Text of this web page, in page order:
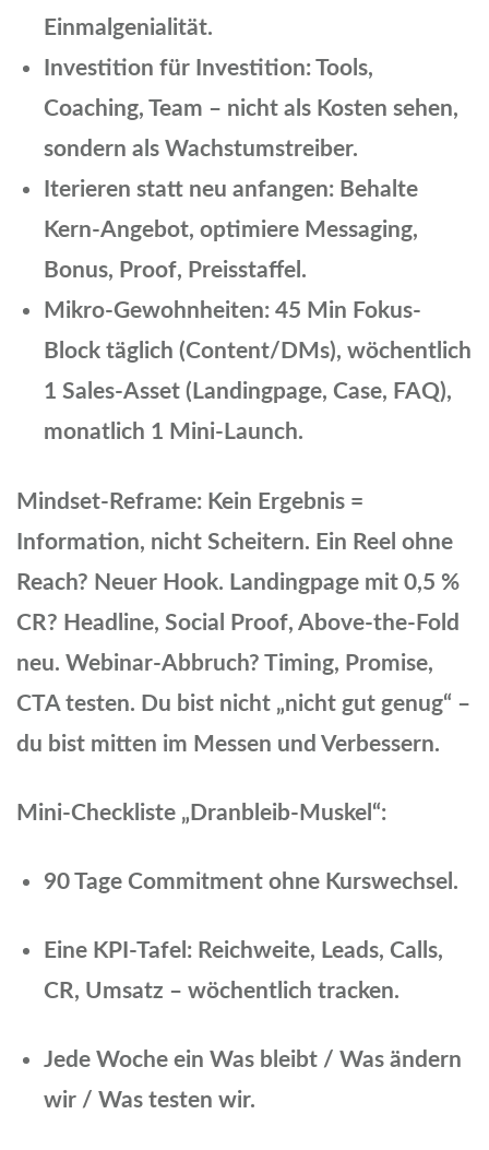
Einmalgenialität.
Investition für Investition: Tools,
Coaching, Team – nicht als Kosten sehen,
sondern als Wachstumstreiber.
Iterieren statt neu anfangen: Behalte
Kern-Angebot, optimiere Messaging,
Bonus, Proof, Preisstaffel.
Mikro-Gewohnheiten: 45 Min Fokus-
Block täglich (Content/DMs), wöchentlich
1 Sales-Asset (Landingpage, Case, FAQ),
monatlich 1 Mini-Launch.
Mindset-Reframe: Kein Ergebnis =
Information, nicht Scheitern. Ein Reel ohne
Reach? Neuer Hook. Landingpage mit 0,5 %
CR? Headline, Social Proof, Above-the-Fold
neu. Webinar-Abbruch? Timing, Promise,
CTA testen. Du bist nicht „nicht gut genug“ –
du bist mitten im Messen und Verbessern.
Mini-Checkliste „Dranbleib-Muskel“:
90 Tage Commitment ohne Kurswechsel.
Eine KPI-Tafel: Reichweite, Leads, Calls,
CR, Umsatz – wöchentlich tracken.
Jede Woche ein Was bleibt / Was ändern
wir / Was testen wir.